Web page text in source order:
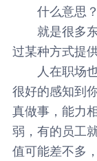
什么意思？
就是很多东
过某种方式提
人在职场也
很好的感知到
真做事，能力
弱，有的员工
值可能差不多